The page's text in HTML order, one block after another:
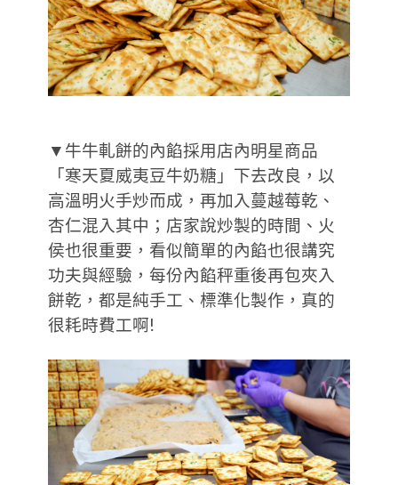
▼牛牛軋餅的內餡採用店內明星商品
「寒天夏威夷豆牛奶糖」下去改良，以
高溫明火手炒而成，再加入蔓越莓乾、
杏仁混入其中；店家說炒製的時間、火
侯也很重要，看似簡單的內餡也很講究
功夫與經驗，每份內餡秤重後再包夾入
餅乾，都是純手工、標準化製作，真的
很耗時費工啊!